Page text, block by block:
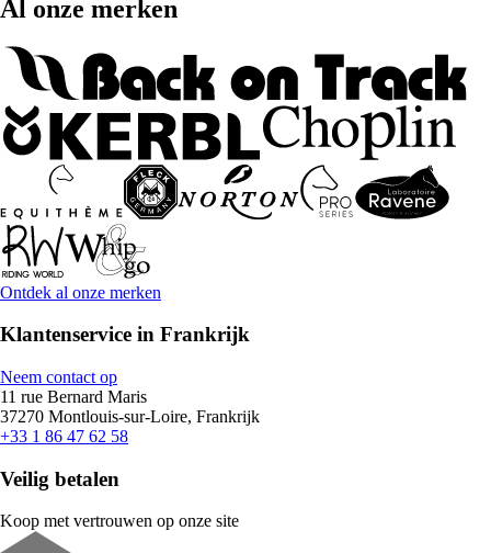
Al onze merken
Ontdek al onze merken
Klantenservice in Frankrijk
Neem contact op
11 rue Bernard Maris
37270 Montlouis-sur-Loire, Frankrijk
+33 1 86 47 62 58
Veilig betalen
Koop met vertrouwen op onze site